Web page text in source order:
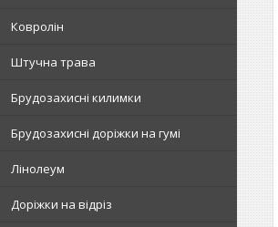
Ковролін
Штучна трава
Брудозахисні килимки
Брудозахисні доріжки на гумі
Лінолеум
Доріжки на відріз